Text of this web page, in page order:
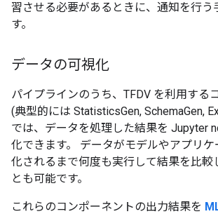
習させる必要があるときに、通知を行う
す。
データの可視化
パイプラインのうち、TFDV を利用する
(典型的には StatisticsGen, SchemaGen,
では、データを処理した結果を Jupyter
化できます。 データがモデルやアプリ
化されるまで何度も実行して結果を比較
とも可能です。
これらのコンポーネントの出力結果を